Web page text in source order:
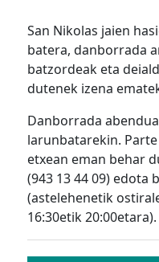
San Nikolas jaien
batera, danborrada
batzordeak eta
dutenek izena
Danborrada
larunbatarekin.
etxean eman behar
(943 13 44 09) edota
(astelehenetik
16:30etik 20:00etara).
Bidalketetan